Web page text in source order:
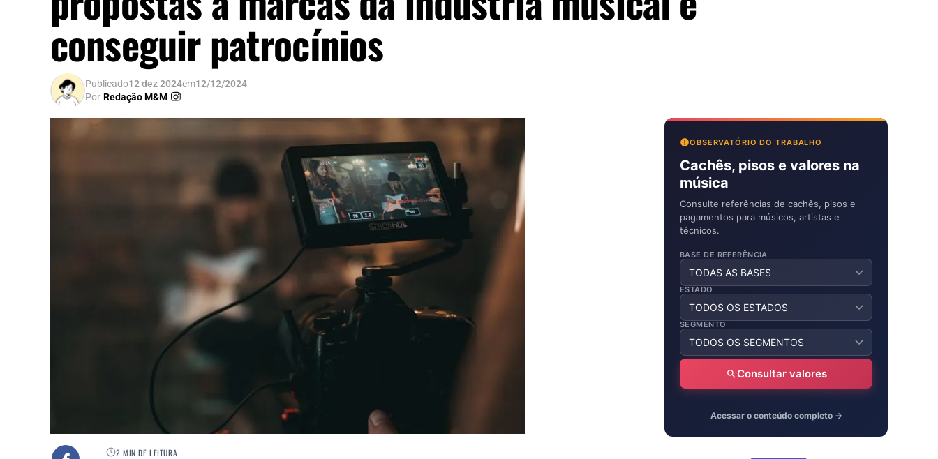
conseguir patrocínios
Publicado12 dez 2024em12/12/2024
Por Redação M&M
2 MIN DE LEITURA
OBSERVATÓRIO DO TRABALHO
Cachês, pisos e valores na
música
Consulte referências de cachês, pisos e
pagamentos para músicos, artistas e
técnicos.
BASE DE REFERÊNCIA
ESTADO
SEGMENTO
Consultar valores
Acessar o conteúdo completo →